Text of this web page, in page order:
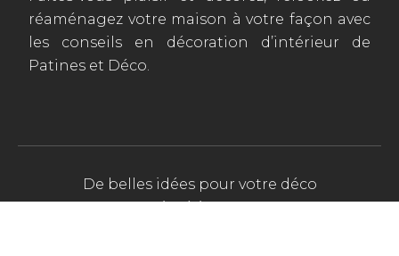
réaménagez votre maison à votre façon avec
les conseils en décoration d’intérieur de
Patines et Déco.
De belles idées pour votre déco
intérieure